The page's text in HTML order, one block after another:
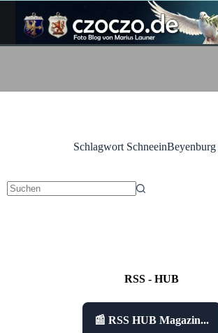
Inhalt
springen
Schlagwort SchneeinBeyenburg
RSS - HUB
📰 RSS HUB Magazin...